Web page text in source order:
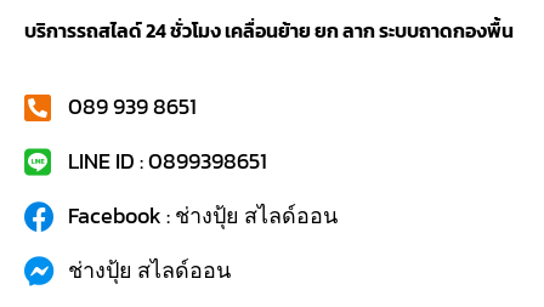
บริการรถสไลด์ 24 ชั่วโมง เคลื่อนย้าย ยก ลาก ระบบถาดกองพื้น
089 939 8651
LINE ID : 0899398651
Facebook : ช่างปุ้ย สไลด์ออน
ช่างปุ้ย สไลด์ออน